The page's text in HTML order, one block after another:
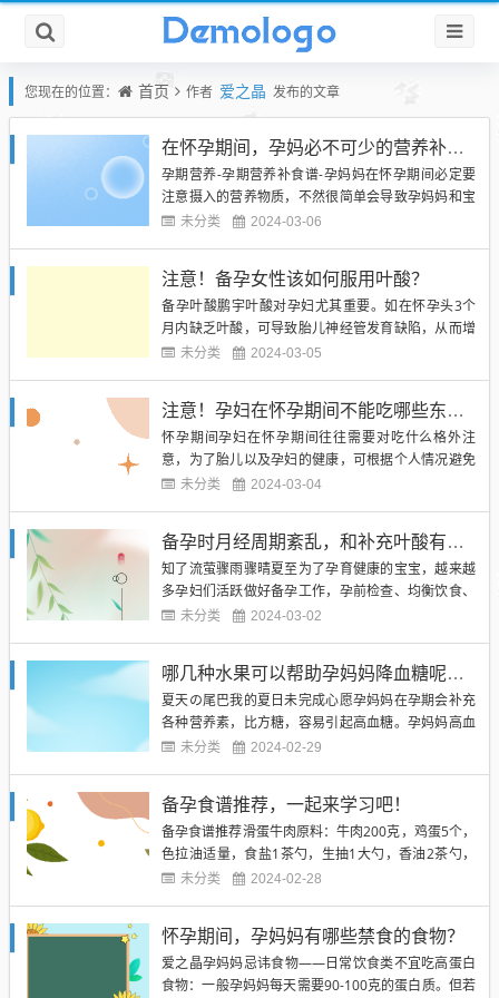
您现在的位置： 首页 作者 爱之晶 发布的文章
在怀孕期间，孕妈必不可少的营养补充食谱！
孕期营养-孕期营养补食谱-孕妈妈在怀孕期间必定要
注意摄入的营养物质，不然很简单会导致孕妈妈和宝
宝呈现健康方面...
未分类 2024-03-06
注意！备孕女性该如何服用叶酸？
备孕叶酸鹏宇叶酸对孕妇尤其重要。如在怀孕头3个
月内缺乏叶酸，可导致胎儿神经管发育缺陷，从而增
加裂脑儿，无脑儿...
未分类 2024-03-05
注意！孕妇在怀孕期间不能吃哪些东西？
怀孕期间孕妇在怀孕期间往往需要对吃什么格外注
意，为了胎儿以及孕妇的健康，可根据个人情况避免
以下食物以及药物。...
未分类 2024-03-04
备孕时月经周期紊乱，和补充叶酸有关系吗?
知了流萤骤雨骤晴夏至为了孕育健康的宝宝，越来越
多孕妇们活跃做好备孕工作，孕前检查、均衡饮食、
服用叶酸一项都不...
未分类 2024-03-02
哪几种水果可以帮助孕妈妈降血糖呢？快来了解一下吧
夏天の尾巴我的夏日未完成心愿孕妈妈在孕期会补充
各种营养素，比方糖，容易引起高血糖。孕妈妈高血
糖危害很大，孕妈...
未分类 2024-02-29
备孕食谱推荐，一起来学习吧！
备孕食谱推荐滑蛋牛肉原料：牛肉200克，鸡蛋5个，
色拉油适量，食盐1茶勺，生抽1大勺，香油2茶勺，
淀粉2茶勺...
未分类 2024-02-28
怀孕期间，孕妈妈有哪些禁食的食物？
爱之晶孕妈妈忌讳食物——日常饮食类不宜吃高蛋白
食物：一般孕妈妈每天需要90-100克的蛋白质。但若